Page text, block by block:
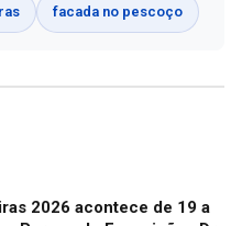
facada no pescoço
2026 acontece de 19 a